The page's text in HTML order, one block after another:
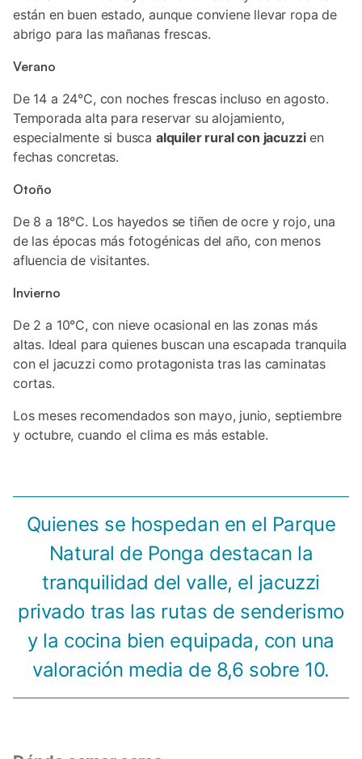
están en buen estado, aunque conviene llevar ropa de
abrigo para las mañanas frescas.
Verano
De 14 a 24°C, con noches frescas incluso en agosto.
Temporada alta para reservar su alojamiento,
especialmente si busca alquiler rural con jacuzzien
fechas concretas.
Otoño
De 8 a 18°C. Los hayedos se tiñen de ocre y rojo, una
de las épocas más fotogénicas del año, con menos
afluencia de visitantes.
Invierno
De 2 a 10°C, con nieve ocasional en las zonas más
altas. Ideal para quienes buscan una escapada tranquila
con el jacuzzi como protagonista tras las caminatas
cortas.
Los meses recomendados son mayo, junio, septiembre
y octubre, cuando el clima es más estable.
Quienes se hospedan en el Parque
Natural de Ponga destacan la
tranquilidad del valle, el jacuzzi
privado tras las rutas de senderismo
y la cocina bien equipada, con una
valoración media de 8,6 sobre 10.